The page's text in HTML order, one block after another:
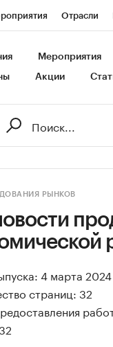
Отрасли
Газета
Мероприятия
Акции
РЫНКОВ
4 марта 2024
страниц: 32